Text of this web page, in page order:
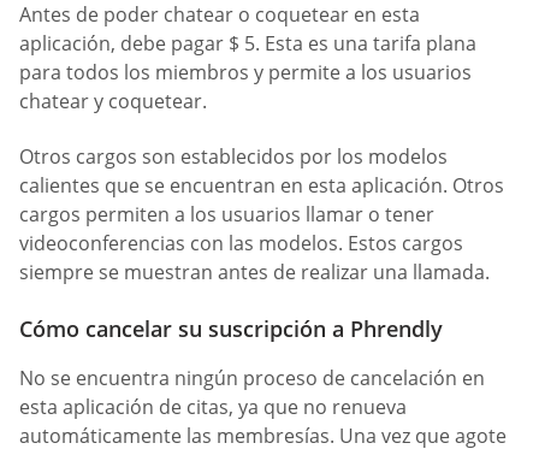
Antes de poder chatear o coquetear en esta
aplicación, debe pagar $ 5. Esta es una tarifa plana
para todos los miembros y permite a los usuarios
chatear y coquetear.
Otros cargos son establecidos por los modelos
calientes que se encuentran en esta aplicación. Otros
cargos permiten a los usuarios llamar o tener
videoconferencias con las modelos. Estos cargos
siempre se muestran antes de realizar una llamada.
Cómo cancelar su suscripción a Phrendly
No se encuentra ningún proceso de cancelación en
esta aplicación de citas, ya que no renueva
automáticamente las membresías. Una vez que agote